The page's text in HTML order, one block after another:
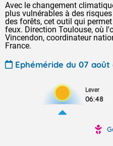
Avec le changement
plus vulnérables à des
des forêts, cet outil qui
feux. Direction Toulouse, où
Vincendon, coordinateur
France.
Ephéméride du 07
Lever
06:48